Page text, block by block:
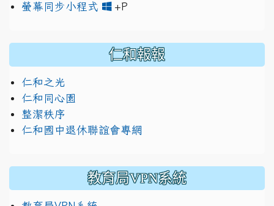
螢幕同步小程式
+P
仁和報報
仁和之光
仁和同心園
整潔秩序
仁和國中退休聯誼會專網
教育局VPN系統